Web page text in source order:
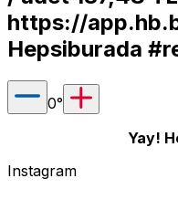
https://
Hepsiburada
0°
Yay!
Instagram